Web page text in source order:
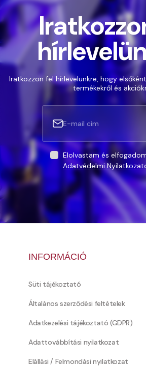
Iratkozzon fel hírlevelünkre, hogy
termékekről és
Elolvastam és
Adatvédelmi
INFORMÁCIÓ
Süti tájékoztató
Általános szerződési feltételek
Adatkezelési tájékoztató (GDPR)
Adattovábbítási nyilatkozat
Elállási / Felmondási nyilatkozat